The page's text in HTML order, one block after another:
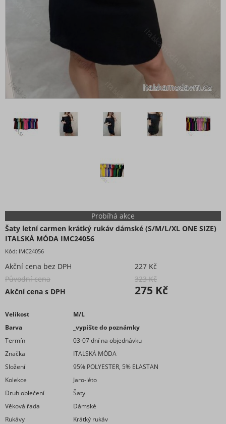
Probíhá akce
Šaty letní carmen krátký rukáv dámské (S/M/L/XL ONE SIZE)
ITALSKÁ MÓDA IMC24056
Kód: IMC24056
Akční cena bez DPH
227 Kč
Původní cena
323 Kč
Akční cena s DPH
275 Kč
Velikost
M/L
Barva
_vypište do poznámky
Termín
03-07 dní na objednávku
Značka
ITALSKÁ MÓDA
Složení
95% POLYESTER, 5% ELASTAN
Kolekce
Jaro-léto
Druh oblečení
Šaty
Věková řada
Dámské
Rukávy
Krátký rukáv